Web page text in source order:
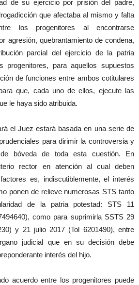
de su ejercicio por prisión del padre,
que afectaba al mismo y falta
los progenitores al encontrarse
agresión, quebrantamiento de condena,
parcial del ejercicio de la patria
progenitores, para aquellos supuestos
de funciones entre ambos cotitulares
que, cada uno de ellos, ejecute las
le haya sido atribuida.
el Juez estará basada en una serie de
para dirimir la controversia y
bóveda de toda esta cuestión. En
rector en atención al cual deben
es, indiscutiblemente, el interés
ponen de relieve numerosas STS tanto
de la patria potestad: STS 11
como para suprimirla SSTS 29
y 21 julio 2017 (Tol 6201490), entre
judicial que en su decisión debe
interés del hijo.
acuerdo entre los progenitores puede